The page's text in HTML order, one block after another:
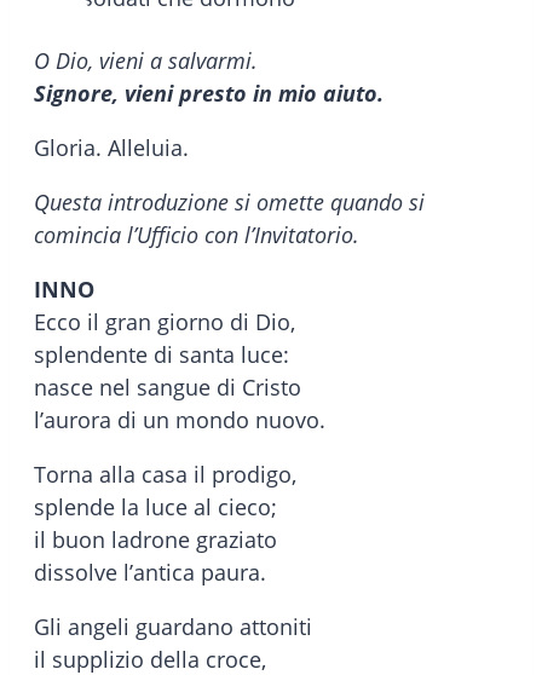
O Dio, vieni a salvarmi.
Signore, vieni presto in mio aiuto.
Gloria. Alleluia.
Questa introduzione si omette quando si
comincia l’Ufficio con l’Invitatorio.
INNO
Ecco il gran giorno di Dio,
splendente di santa luce:
nasce nel sangue di Cristo
l’aurora di un mondo nuovo.
Torna alla casa il prodigo,
splende la luce al cieco;
il buon ladrone graziato
dissolve l’antica paura.
Gli angeli guardano attoniti
il supplizio della croce,